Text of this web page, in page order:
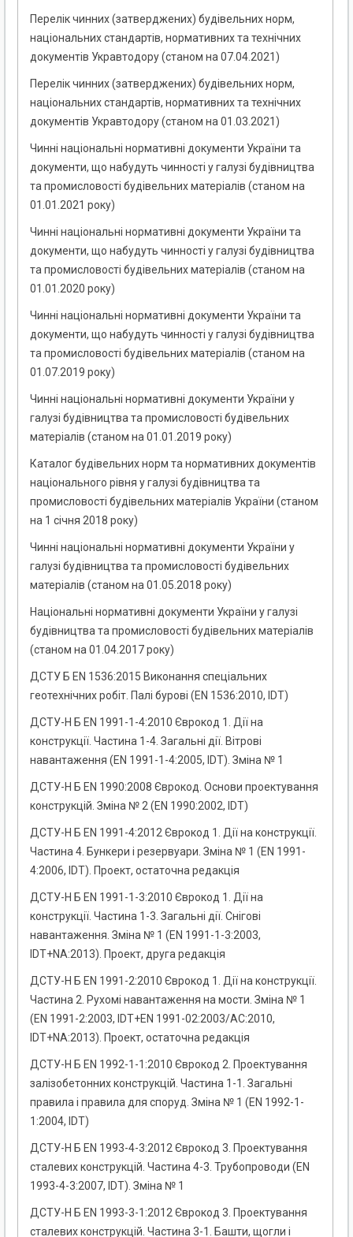
Перелік чинних (затверджених) будівельних норм,
національних стандартів, нормативних та технічних
документів Укравтодору (станом на 07.04.2021)
Перелік чинних (затверджених) будівельних норм,
національних стандартів, нормативних та технічних
документів Укравтодору (станом на 01.03.2021)
Чинні національні нормативні документи України та
документи, що набудуть чинності у галузі будівництва
та промисловості будівельних матеріалів (станом на
01.01.2021 року)
Чинні національні нормативні документи України та
документи, що набудуть чинності у галузі будівництва
та промисловості будівельних матеріалів (станом на
01.01.2020 року)
Чинні національні нормативні документи України та
документи, що набудуть чинності у галузі будівництва
та промисловості будівельних матеріалів (станом на
01.07.2019 року)
Чинні національні нормативні документи України у
галузі будівництва та промисловості будівельних
матеріалів (станом на 01.01.2019 року)
Каталог будівельних норм та нормативних документів
національного рівня у галузі будівництва та
промисловості будівельних матеріалів України (станом
на 1 січня 2018 року)
Чинні національні нормативні документи України у
галузі будівництва та промисловості будівельних
матеріалів (станом на 01.05.2018 року)
Національні нормативні документи України у галузі
будівництва та промисловості будівельних матеріалів
(станом на 01.04.2017 року)
ДСТУ Б EN 1536:2015 Виконання спеціальних
геотехнічних робіт. Палі бурові (EN 1536:2010, IDT)
ДСТУ-Н Б EN 1991-1-4:2010 Єврокод 1. Дії на
конструкції. Частина 1-4. Загальні дії. Вітрові
навантаження (EN 1991-1-4:2005, IDT). Зміна № 1
ДСТУ-Н Б EN 1990:2008 Єврокод. Основи проектування
конструкцій. Зміна № 2 (EN 1990:2002, IDT)
ДСТУ-Н Б EN 1991-4:2012 Єврокод 1. Дії на конструкції.
Частина 4. Бункери і резервуари. Зміна № 1 (EN 1991-
4:2006, IDТ). Проект, остаточна редакція
ДСТУ-Н Б EN 1991-1-3:2010 Єврокод 1. Дії на
конструкції. Частина 1-3. Загальні дії. Снігові
навантаження. Зміна № 1 (EN 1991-1-3:2003,
IDT+NA:2013). Проект, друга редакція
ДСТУ-Н Б EN 1991-2:2010 Єврокод 1. Дії на конструкції.
Частина 2. Рухомі навантаження на мости. Зміна № 1
(EN 1991-2:2003, IDТ+EN 1991-02:2003/АС:2010,
IDТ+NA:2013). Проект, остаточна редакція
ДСТУ-Н Б EN 1992-1-1:2010 Єврокод 2. Проектування
залізобетонних конструкцій. Частина 1-1. Загальні
правила і правила для споруд. Зміна № 1 (EN 1992-1-
1:2004, IDT)
ДСТУ-Н Б EN 1993-4-3:2012 Єврокод 3. Проектування
сталевих конструкцій. Частина 4-3. Трубопроводи (EN
1993-4-3:2007, IDT). Зміна № 1
ДСТУ-Н Б EN 1993-3-1:2012 Єврокод 3. Проектування
сталевих конструкцій. Частина 3-1. Башти, щогли і